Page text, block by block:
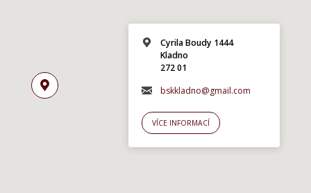
Cyrila Boudy 1444
Kladno
272 01
bskkladno@gmail.com
VÍCE INFORMACÍ